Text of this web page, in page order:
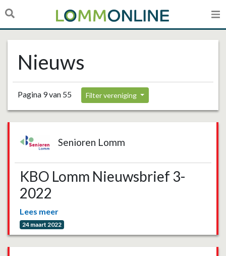
Nieuws
Pagina 9 van 55 Filter vereniging
Senioren Lomm
KBO Lomm Nieuwsbrief 3-
2022
Lees meer
24 maart 2022